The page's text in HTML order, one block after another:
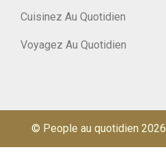
Cuisinez Au Quotidien
Voyagez Au Quotidien
© People au quotidien 2026